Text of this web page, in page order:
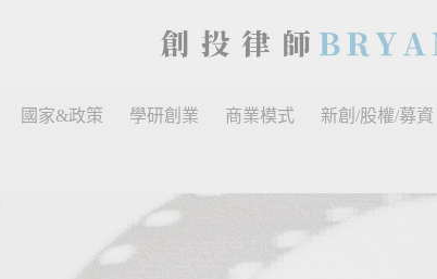
國家&政策 學研創業 商業模式 新創/股權/募資